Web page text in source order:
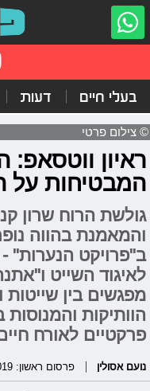
בעלי חיים דעות
© צילום פרטי
ראיון ווטסאפ:
המבטיחות על
גולשת הרוח שרון
והמאמנת בהווה
ב"פרויקט הנערות"
לאיגוד השייט
מפגשים בין שייטות
הוותיקות
פרקטיים לאורח
נועם אסולין פרסום ראשון: 08/12/2019, 11:00